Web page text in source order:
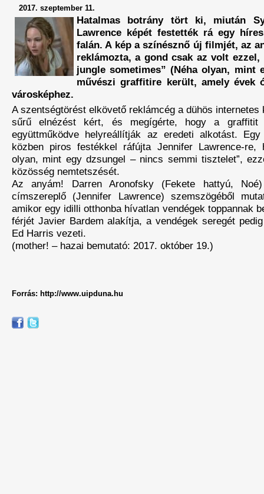
2017. szeptember 11.
Hatalmas botrány tört ki, miután
Lawrence képét festették rá egy
falán. A kép a színésznő új filmjét, az
reklámozta, a gond csak az volt
jungle sometimes” (Néha olyan, mint
művészi graffitire került, amely évek
városképhez.
A szentségtörést elkövető reklámcég a dühös internetes
sűrű elnézést kért, és megígérte, hogy a graffitit
együttműködve helyreállítják az eredeti alkotást.
közben piros festékkel ráfújta Jennifer Lawrence-re,
olyan, mint egy dzsungel – nincs semmi tisztelet”,
közösség nemtetszését.
Az anyám! Darren Aronofsky (Fekete hattyú,
címszereplő (Jennifer Lawrence) szemszögéből
amikor egy idilli otthonba hívatlan vendégek toppannak
férjét Javier Bardem alakítja, a vendégek seregét
Ed Harris vezeti.
(mother! – hazai bemutató: 2017. október 19.)
Forrás: http://www.uipduna.hu